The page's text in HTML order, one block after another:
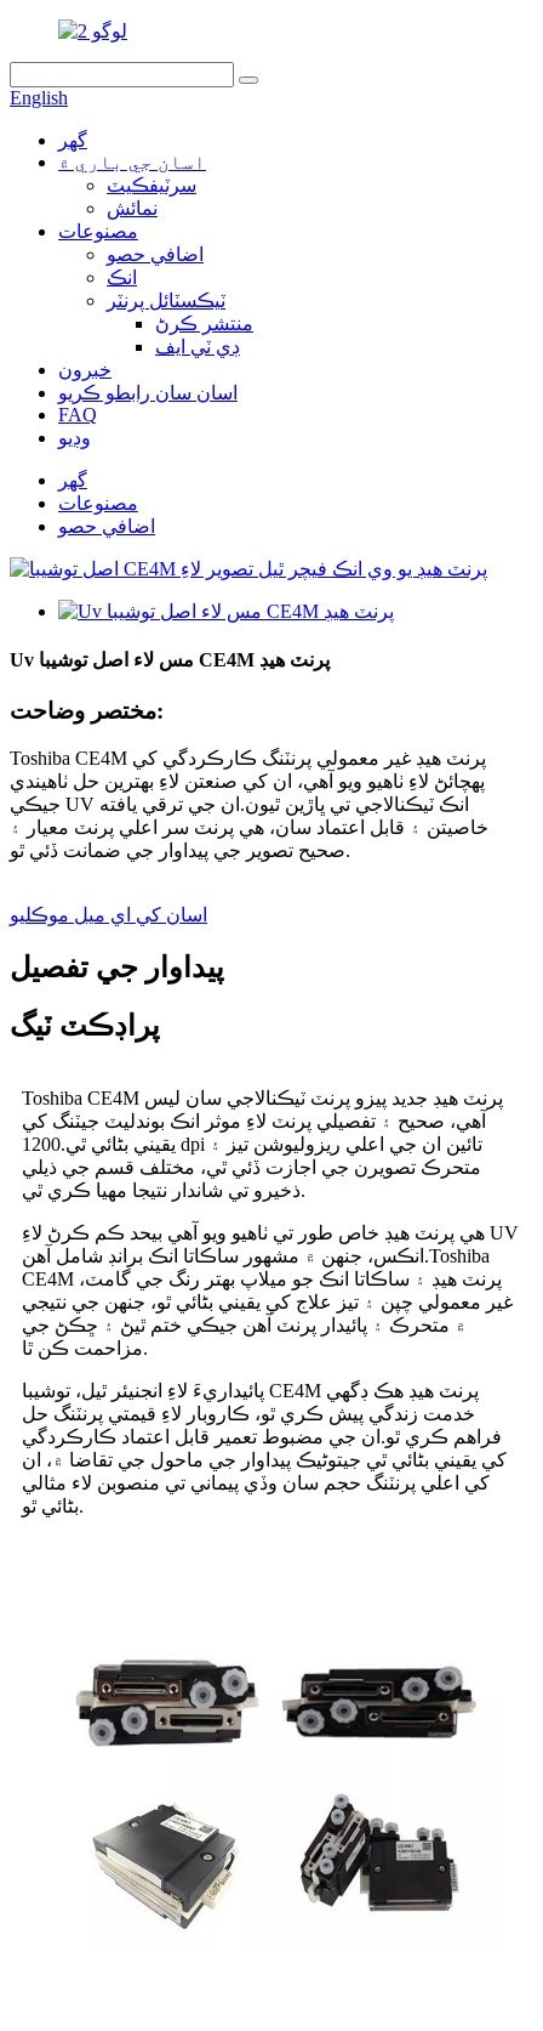
English
گهر
اسان جي باري ۾
سرٽيفڪيٽ
نمائش
مصنوعات
اضافي حصو
انڪ
ٽيڪسٽائل پرنٽر
منتشر ڪرڻ
ڊي ٽي ايف
خبرون
اسان سان رابطو ڪريو
FAQ
وڊيو
گهر
مصنوعات
اضافي حصو
Uv مس لاء اصل توشيبا CE4M پرنٽ هيڊ
مختصر وضاحت:
Toshiba CE4M پرنٽ هيڊ غير معمولي پرنٽنگ ڪارڪردگي کي
پهچائڻ لاءِ ٺاهيو ويو آهي، ان کي صنعتن لاءِ بهترين حل ٺاهيندي
جيڪي UV انڪ ٽيڪنالاجي تي ڀاڙين ٿيون.ان جي ترقي يافته
خاصيتن ۽ قابل اعتماد سان، هي پرنٽ سر اعلي پرنٽ معيار ۽
صحيح تصوير جي پيداوار جي ضمانت ڏئي ٿو.
اسان کي اي ميل موڪليو
پيداوار جي تفصيل
پراڊڪٽ ٽيگ
Toshiba CE4M پرنٽ هيڊ جديد پيزو پرنٽ ٽيڪنالاجي سان ليس
آهي، صحيح ۽ تفصيلي پرنٽ لاءِ موثر انڪ بوندليٽ جيٽنگ کي
يقيني بڻائي ٿي.1200 dpi تائين ان جي اعلي ريزوليوشن تيز ۽
متحرڪ تصويرن جي اجازت ڏئي ٿي، مختلف قسم جي ذيلي
ذخيرو تي شاندار نتيجا مهيا ڪري ٿي.
هي پرنٽ هيڊ خاص طور تي ٺاهيو ويو آهي بيحد ڪم ڪرڻ لاءِ UV
انڪس، جنهن ۾ مشهور ساڪاتا انڪ برانڊ شامل آهن.Toshiba
CE4M پرنٽ هيڊ ۽ ساڪاتا انڪ جو ميلاپ بهتر رنگ جي گامٽ،
غير معمولي چپن ۽ تيز علاج کي يقيني بڻائي ٿو، جنهن جي نتيجي
۾ متحرڪ ۽ پائيدار پرنٽ آهن جيڪي ختم ٿيڻ ۽ ڇڪڻ جي
مزاحمت ڪن ٿا.
پائيداريءَ لاءِ انجنيئر ٿيل، توشيبا CE4M پرنٽ هيڊ هڪ ڊگهي
خدمت زندگي پيش ڪري ٿو، ڪاروبار لاءِ قيمتي پرنٽنگ حل
فراهم ڪري ٿو.ان جي مضبوط تعمير قابل اعتماد ڪارڪردگي
کي يقيني بڻائي ٿي جيتوڻيڪ پيداوار جي ماحول جي تقاضا ۾، ان
کي اعلي پرنٽنگ حجم سان وڏي پيماني تي منصوبن لاء مثالي
بڻائي ٿو.